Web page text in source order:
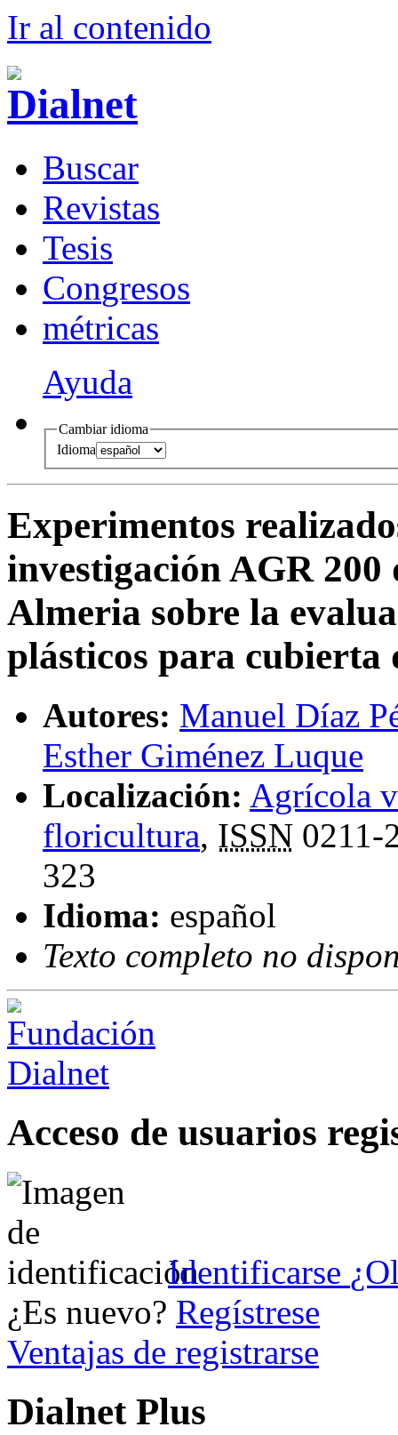
Ir al contenido
Buscar
Revistas
Tesis
Congresos
métricas
Ayuda
Cambiar idioma
Idioma
Experimentos
investigación AGR
Almeria sobre la
plásticos para cubierta
Autores: Manuel Díaz
Esther Giménez Luque
Localización: Agrícola
floricultura, ISSN 0211-
323
Idioma: español
Texto completo no
Acceso de usuarios
Identificarse
¿Es nuevo? Regístrese
Ventajas de registrarse
Dialnet Plus